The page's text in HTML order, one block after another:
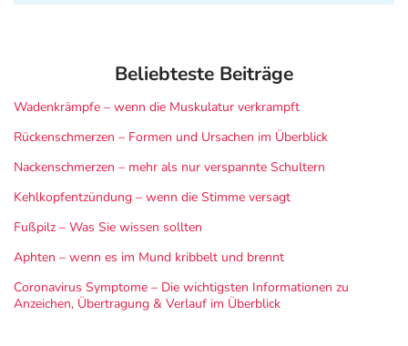
Beliebteste Beiträge
Wadenkrämpfe – wenn die Muskulatur verkrampft
Rückenschmerzen – Formen und Ursachen im Überblick
Nackenschmerzen – mehr als nur verspannte Schultern
Kehlkopfentzündung – wenn die Stimme versagt
Fußpilz – Was Sie wissen sollten
Aphten – wenn es im Mund kribbelt und brennt
Coronavirus Symptome – Die wichtigsten Informationen zu
Anzeichen, Übertragung & Verlauf im Überblick